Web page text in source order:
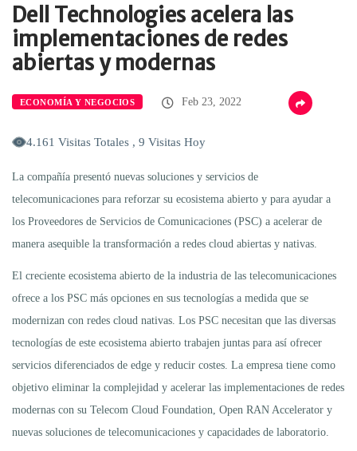
Dell Technologies acelera las
implementaciones de redes
abiertas y modernas
ECONOMÍA Y NEGOCIOS Feb 23, 2022
4.161 Visitas Totales , 9 Visitas Hoy
La compañía presentó nuevas soluciones y servicios de
telecomunicaciones para reforzar su ecosistema abierto y para ayudar a
los Proveedores de Servicios de Comunicaciones (PSC) a acelerar de
manera asequible la transformación a redes cloud abiertas y nativas.
El creciente ecosistema abierto de la industria de las telecomunicaciones
ofrece a los PSC más opciones en sus tecnologías a medida que se
modernizan con redes cloud nativas. Los PSC necesitan que las diversas
tecnologías de este ecosistema abierto trabajen juntas para así ofrecer
servicios diferenciados de edge y reducir costes. La empresa tiene como
objetivo eliminar la complejidad y acelerar las implementaciones de redes
modernas con su Telecom Cloud Foundation, Open RAN Accelerator y
nuevas soluciones de telecomunicaciones y capacidades de laboratorio.